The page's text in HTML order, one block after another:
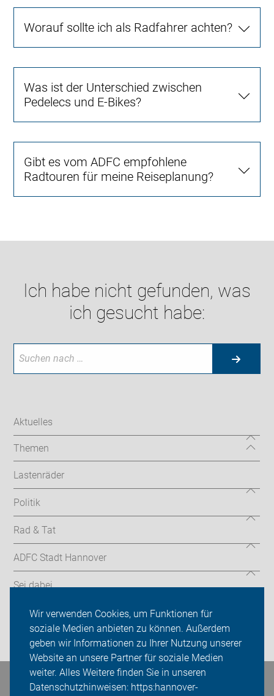
Wir verwenden Cookies, um Funktionen für
soziale Medien anbieten zu können. Außerdem
geben wir Informationen zu Ihrer Nutzung unserer
Website an unsere Partner für soziale Medien
weiter. Alles Weitere finden Sie in unseren
Datenschutzhinweisen: https:hannover-
Worauf sollte ich als Radfahrer achten?
Was ist der Unterschied zwischen
Pedelecs und E-Bikes?
Gibt es vom ADFC empfohlene
Radtouren für meine Reiseplanung?
Ich habe nicht gefunden, was
ich gesucht habe:
Aktuelles
Themen
Lastenräder
Politik
Rad & Tat
ADFC Stadt Hannover
Sei dabei
Presse
Login
Bleiben Sie in Kontakt